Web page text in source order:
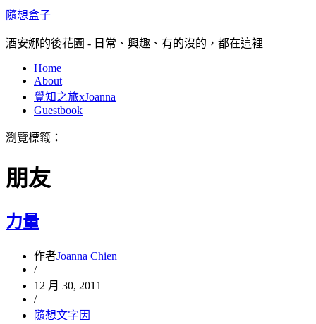
隨想盒子
酒安娜的後花園 - 日常、興趣、有的沒的，都在這裡
Home
About
覺知之旅xJoanna
Guestbook
瀏覽標籤：
朋友
力量
作者Joanna Chien
/
12 月 30, 2011
/
隨想文字因